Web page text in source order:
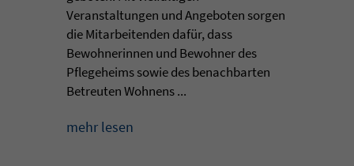
Veranstaltungen und Angeboten sorgen
die Mitarbeitenden dafür, dass
Bewohnerinnen und Bewohner des
Pflegeheims sowie des benachbarten
Betreuten Wohnens ...
mehr lesen